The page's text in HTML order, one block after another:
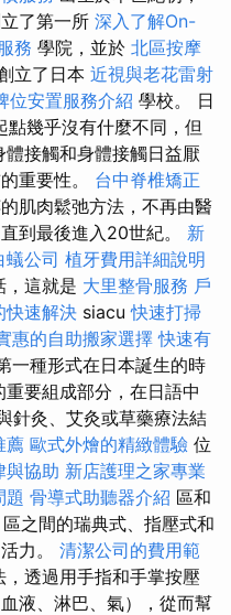
了第一所 深入了解On-
務 學院，並於 北區按摩
立了日本 近視與老花雷射
位安置服務介紹 學校。 日
幾乎沒有什麼不同，但
接觸和身體接觸日益厭
重要性。 台中脊椎矯正
肌肉鬆弛方法，不再由醫
到最後進入20世紀。 新
蟻公司 植牙費用詳細說明
，這就是 大里整骨服務 戶
快速解決 siacu快速打掃
惠的自助搬家選擇 快速有
一種形式在日本誕生的時
要組成部分，在日語中
針灸、艾灸或草藥療法結
薦 歐式外燴的精緻體驗 位
與協助 新店護理之家專業
題 骨導式助聽器介紹 區和
區之間的瑞典式、指壓式和
力。 清潔公司的費用範
透過用手指和手掌按壓
液、淋巴、氣），從而幫